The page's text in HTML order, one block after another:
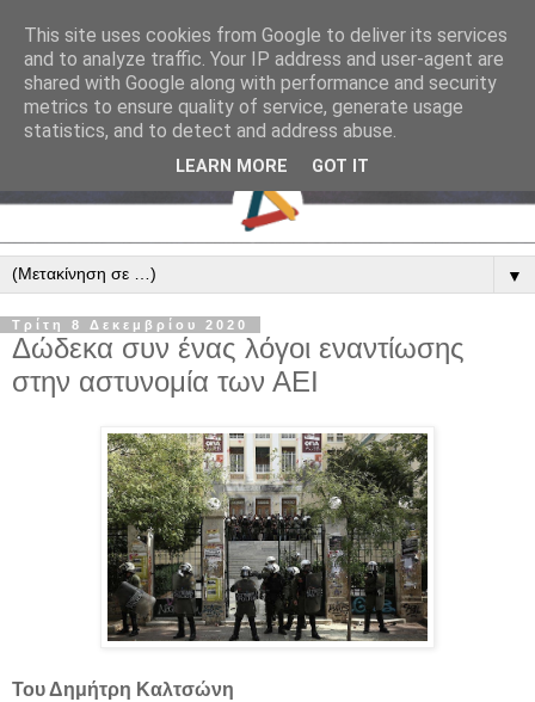
▼
Τρίτη 8 Δεκεμβρίου 2020
Δώδεκα συν ένας λόγοι εναντίωσης
στην αστυνομία των ΑΕΙ
Του Δημήτρη Καλτσώνη
This site uses cookies from Google to deliver its services
and to analyze traffic. Your IP address and user-agent are
shared with Google along with performance and security
metrics to ensure quality of service, generate usage
statistics, and to detect and address abuse.
LEARN MORE GOT IT